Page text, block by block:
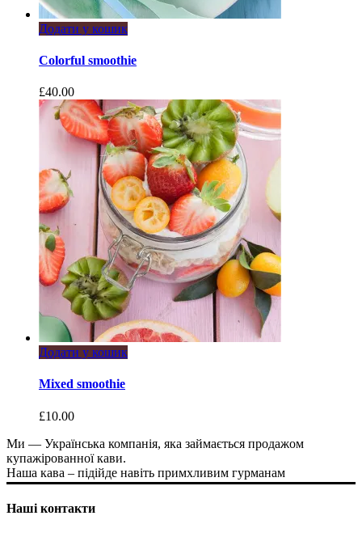
Додати у кошик
Colorful smoothie
£40.00
Додати у кошик
Mixed smoothie
£10.00
Ми — Українська компанія, яка займається продажом
купажірованної кави.
Наша кава – підійде навіть примхливим гурманам
Наші контакти